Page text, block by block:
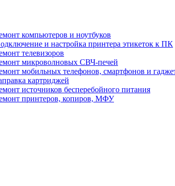
компьютеров и ноутбуков
и настройка принтера этикеток к ПК
телевизоров
микроволновых СВЧ-печей
мобильных телефонов, смартфонов и
картриджей
источников бесперебойного питания
принтеров, копиров, МФУ